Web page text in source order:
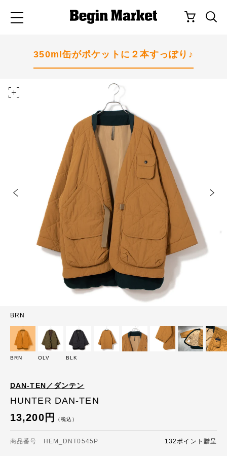
350ml缶がポケットに２本すっぽり♪
BRN
BRN OLV BLK
DAN-TEN／ダンテン
HUNTER DAN-TEN
13,200円 （税込）
商品番号 HEM_DNT0545P 132ポイント贈呈